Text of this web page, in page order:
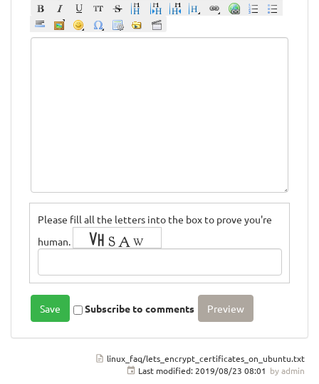
Please fill all the letters into the box to prove you're
human.
Subscribe to comments
linux_faq/lets_encrypt_certificates_on_ubuntu.txt
Last modified:2019/08/23 08:01 byadmin